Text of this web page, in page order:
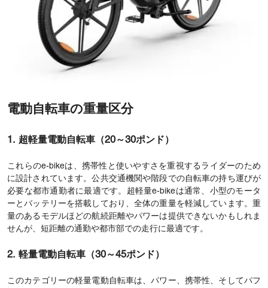
電動自転車の重量区分
1. 超軽量電動自転車（20～30ポンド）
これらのe-bikeは、携帯性と使いやすさを重視するライダーのため
に設計されています。公共交通機関や階段での自転車の持ち運びが
必要な都市通勤者に最適です。超軽量e-bikeは通常、小型のモータ
ーとバッテリーを搭載しており、全体の重量を軽減しています。重
量のあるモデルほどの航続距離やパワーは提供できないかもしれま
せんが、短距離の通勤や都市部での走行に最適です。
2. 軽量電動自転車（30～45ポンド）
このカテゴリーの軽量電動自転車は、パワー、携帯性、そしてパフ